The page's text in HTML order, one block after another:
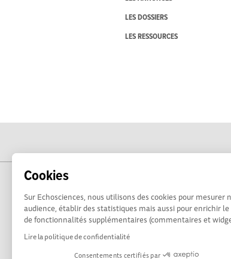
Cookies
Sur Echosciences, nous utilisons des cookies pour mesurer
audience, établir des statistiques mais aussi pour enrichir le
de fonctionnalités supplémentaires (commentaires et
Lire la politique de confidentialité
Consentements certifiés par
LES DOSSIERS
LES RESSOURCES